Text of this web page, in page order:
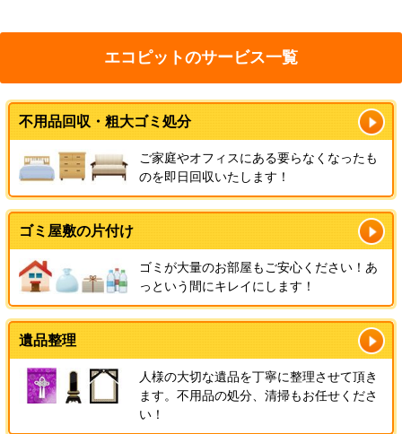
エコピットのサービス一覧
不用品回収・粗大ゴミ処分
ご家庭やオフィスにある要らなくなったも
のを即日回収いたします！
ゴミ屋敷の片付け
ゴミが大量のお部屋もご安心ください！あ
っという間にキレイにします！
遺品整理
人様の大切な遺品を丁寧に整理させて頂き
ます。不用品の処分、清掃もお任せくださ
い！